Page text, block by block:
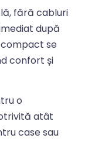
fără cabluri
după
compact se
confort și
o
atât
case sau